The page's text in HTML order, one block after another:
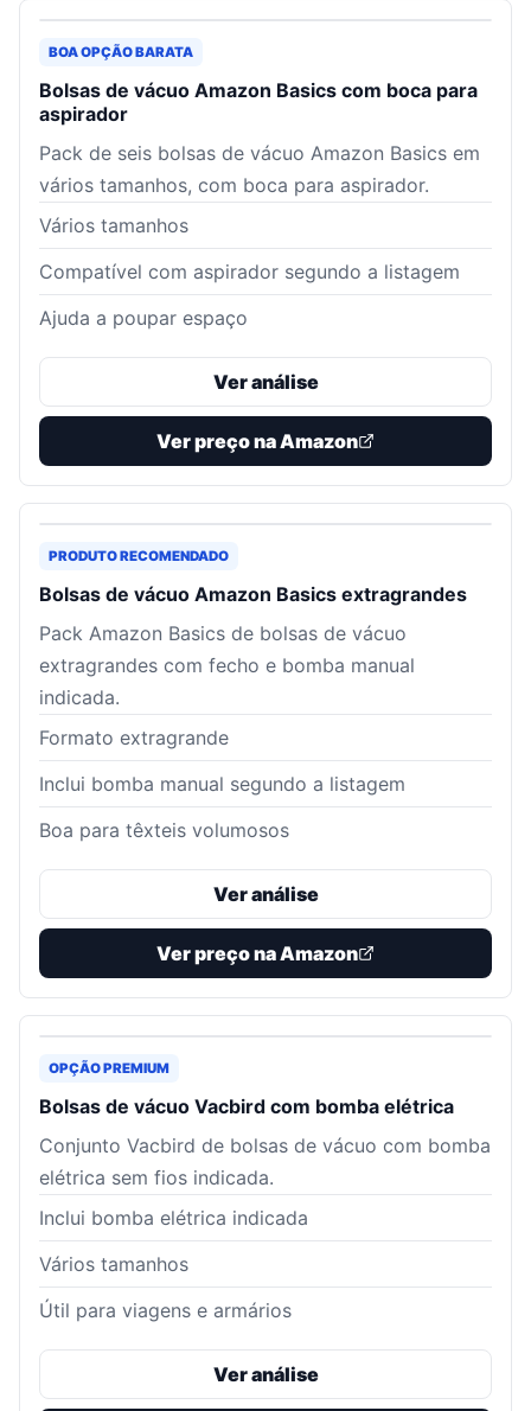
BOA OPÇÃO BARATA
Bolsas de vácuo Amazon Basics com boca para
aspirador
Pack de seis bolsas de vácuo Amazon Basics em
vários tamanhos, com boca para aspirador.
Vários tamanhos
Compatível com aspirador segundo a listagem
Ajuda a poupar espaço
Ver análise
Ver preço na Amazon
PRODUTO RECOMENDADO
Bolsas de vácuo Amazon Basics extragrandes
Pack Amazon Basics de bolsas de vácuo
extragrandes com fecho e bomba manual
indicada.
Formato extragrande
Inclui bomba manual segundo a listagem
Boa para têxteis volumosos
Ver análise
Ver preço na Amazon
OPÇÃO PREMIUM
Bolsas de vácuo Vacbird com bomba elétrica
Conjunto Vacbird de bolsas de vácuo com bomba
elétrica sem fios indicada.
Inclui bomba elétrica indicada
Vários tamanhos
Útil para viagens e armários
Ver análise